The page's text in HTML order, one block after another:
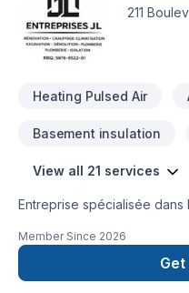
211
Heating Pulsed Air
Basement insulation
View all 21 services
Entreprise spécialisée dans
après-sinistre
Member Since 2026